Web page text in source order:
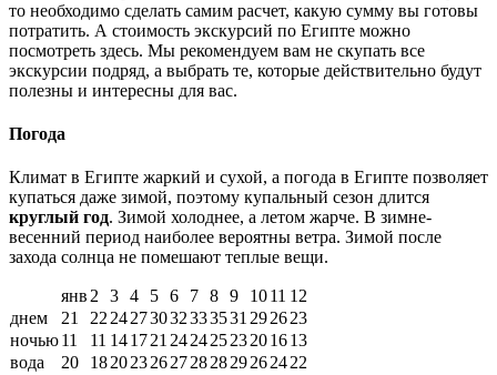
то необходимо сделать самим расчет, какую сумму вы готовы
потратить. А стоимость экскурсий по Египте можно
посмотреть здесь. Мы рекомендуем вам не скупать все
экскурсии подряд, а выбрать те, которые действительно будут
полезны и интересны для вас.
Погода
Климат в Египте жаркий и сухой, а погода в Египте позволяет
купаться даже зимой, поэтому купальный сезон длится
круглый год. Зимой холоднее, а летом жарче. В зимне-
весенний период наиболее вероятны ветра. Зимой после
захода солнца не помешают теплые вещи.
янв 2 3 4 5 6 7 8 9 1011 12
днем
21 22 24273032333531 292623
ночью11 11 141721 24242523201613
вода
20 1820232627282829262422